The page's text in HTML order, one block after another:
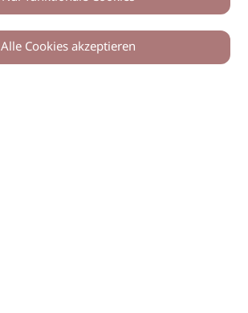
0
Alle Cookies akzeptieren